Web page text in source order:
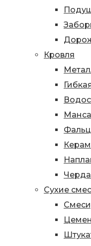
Кровля
Сухие